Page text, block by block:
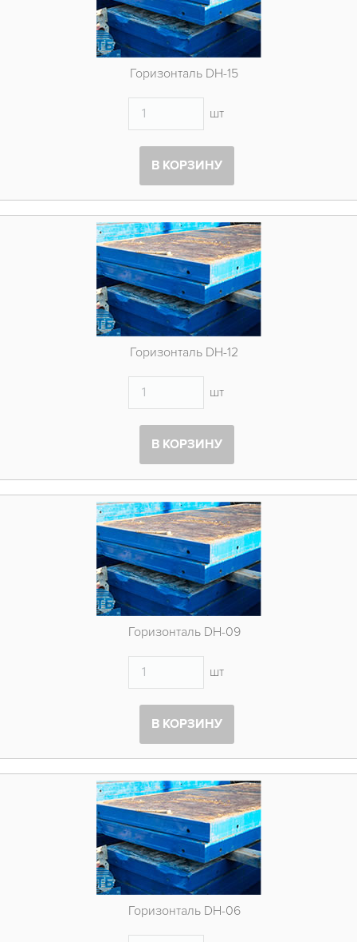
Горизонталь DH-15
шт
В КОРЗИНУ
Горизонталь DH-12
шт
В КОРЗИНУ
Горизонталь DH-09
шт
В КОРЗИНУ
Горизонталь DH-06